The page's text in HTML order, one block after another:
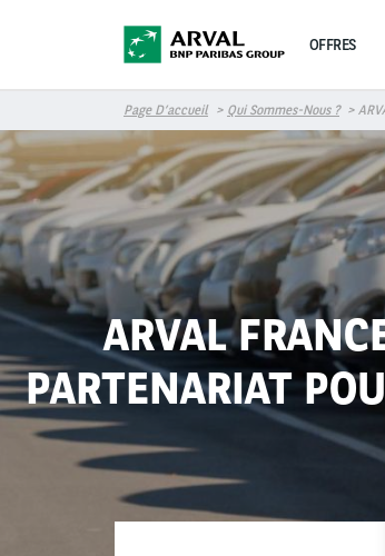
OFFRES
Page D’accueil Qui Sommes-Nous ?
ARVAL
PARTENARIAT